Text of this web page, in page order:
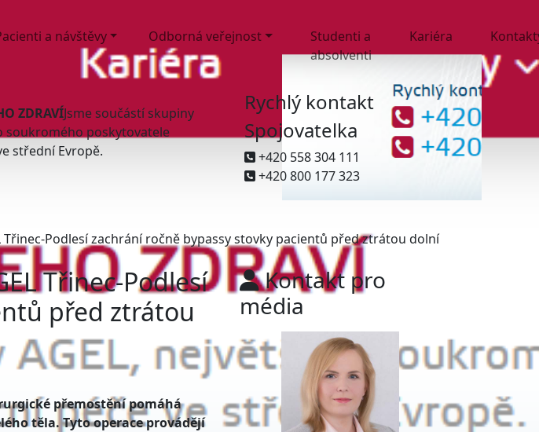
a návštěvy Odborná veřejnost
Studenti a
absolventi
Kariéra
ZDRAVÍJsme součástí skupiny
soukromého poskytovatele
střední Evropě.
Rychlý kontakt
Spojovatelka
+420 558 304 111
+420 800 177 323
Podlesí zachrání ročně bypassy stovky pacientů před ztrátou dolní
Třinec-Podlesí
před ztrátou
přemostění pomáhá
těla. Tyto operace provádějí
Kontakt pro
média